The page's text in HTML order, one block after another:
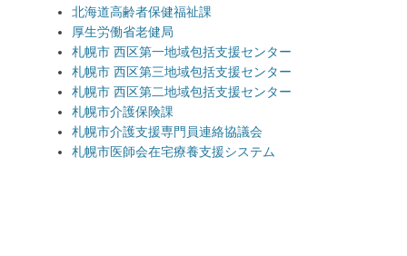
北海道高齢者保健福祉課
厚生労働省老健局
札幌市 西区第一地域包括支援センター
札幌市 西区第三地域包括支援センター
札幌市 西区第二地域包括支援センター
札幌市介護保険課
札幌市介護支援専門員連絡協議会
札幌市医師会在宅療養支援システム